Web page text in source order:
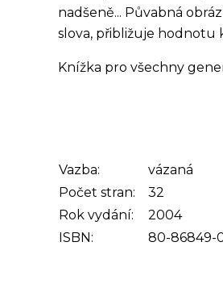
nadšeně... Půvabná
slova, přibližuje hodnotu
Knížka pro všechny
Vazba:
vázaná
Počet stran:
32
Rok vydání:
2004
ISBN:
80-86849-